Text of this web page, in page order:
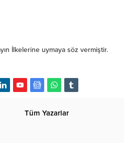
İlkelerine uymaya söz vermiştir.
Tüm Yazarlar